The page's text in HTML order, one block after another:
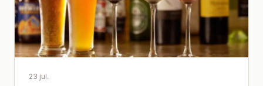
23 jul.